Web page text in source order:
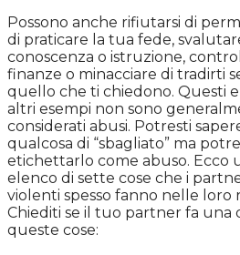
Possono anche rifiutarsi di
di praticare la tua fede,
conoscenza o istruzione,
finanze o minacciare di tradirti
quello che ti chiedono. Questi
altri esempi non sono
considerati abusi. Potresti
qualcosa di “sbagliato” ma
etichettarlo come abuso. Ecco
elenco di sette cose che i
violenti spesso fanno nelle loro
Chiediti se il tuo partner fa una
queste cose: